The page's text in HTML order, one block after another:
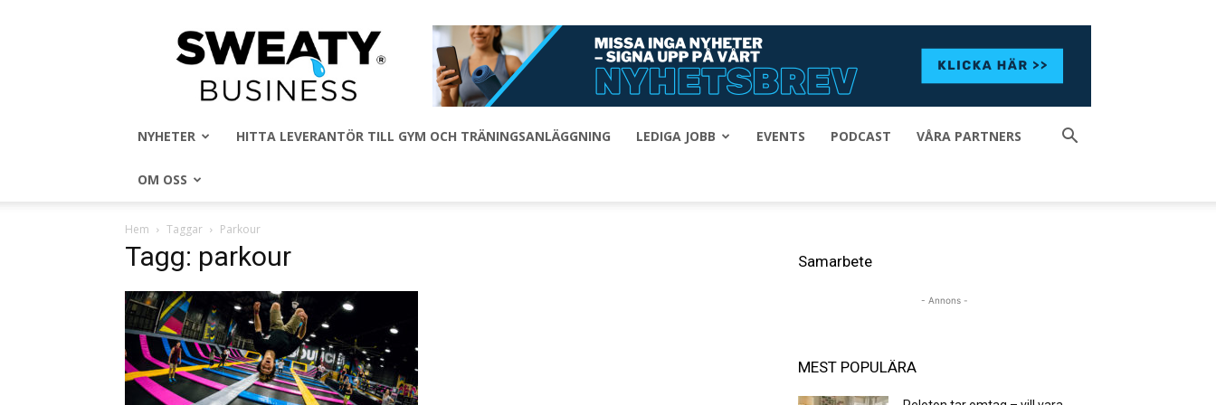
Sweaty
Business
NYHETER HITTA LEVERANTÖR TILL GYM OCH TRÄNINGSANLÄGGNING LEDIGA JOBB EVENTS PODCAST VÅRA PARTNERS
OM OSS
Hem Taggar Parkour
Tagg: parkour Samarbete
- Annons -
MEST POPULÄRA